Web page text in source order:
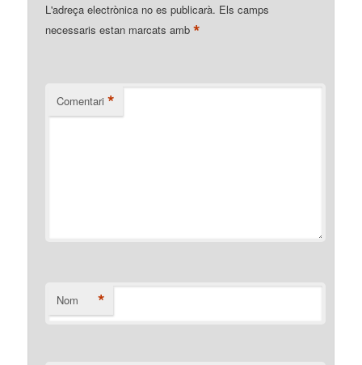
L'adreça electrònica no es publicarà. Els camps
necessaris estan marcats amb*
Comentari *
Nom *